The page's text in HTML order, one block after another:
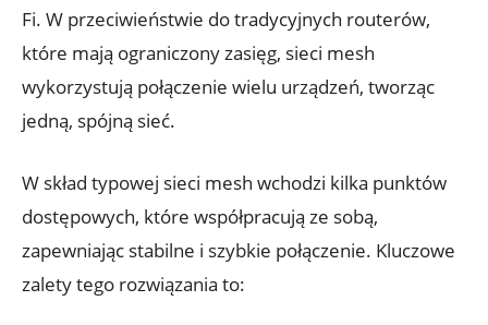
Fi. W ‍przeciwieństwie⁤ do tradycyjnych ⁣routerów,
które mają ograniczony zasięg, sieci mesh ​
wykorzystują połączenie wielu urządzeń,⁢ tworząc
jedną, spójną sieć.
W ⁣skład typowej sieci ‌mesh​ wchodzi ⁤kilka punktów
dostępowych, ‌które⁣ współpracują⁤ ze sobą,
⁢zapewniając stabilne i​ szybkie połączenie. Kluczowe‌
zalety tego rozwiązania to: